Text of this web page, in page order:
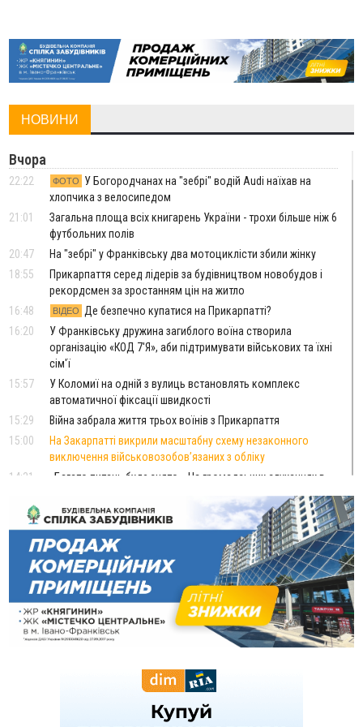
НОВИНИ
Вчора
22:22 ФОТО
У Богородчанах на "зебрі" водій Audi наїхав на
хлопчика з велосипедом
21:01
Загальна площа всіх книгарень України - трохи більше ніж 6
футбольних полів
20:47
На "зебрі" у Франківську два мотоциклісти збили жінку
18:55
Прикарпаття серед лідерів за будівництвом новобудов і
рекордсмен за зростанням цін на житло
16:48
ВІДЕО
Де безпечно купатися на Прикарпатті?
16:20
У Франківську дружина загиблого воїна створила
організацію «КОД 7'Я», аби підтримувати військових та їхні
сім'ї
15:57
У Коломиї на одній з вулиць встановлять комплекс
автоматичної фіксації швидкості
15:29
Війна забрала життя трьох воїнів з Прикарпаття
15:00
На Закарпатті викрили масштабну схему незаконного
виключення військовозобов’язаних з обліку
14:31
«Багато питань буде знято». На громадських слуханнях в
Яремче обговорили, як вирішити питання джипінгу в
Карпатах
13:54
5 «тихих» хвороб, які виявляє профілактичне обстеження
13:30
ФОТО На Надрічній тривають останні приготування до
нового руху
12:57
У Франківську зафіксували найбільшу спеку за всю історію
спостережень
12:24
Лікування наркоманії Київ: чому важливо розпочати
терапію якомога раніше
тисяч гривень у валюті, засудили до 5 років
Податкова передасть в Міноборони для "Оберегу" дані про
чоловіків 18–60 років